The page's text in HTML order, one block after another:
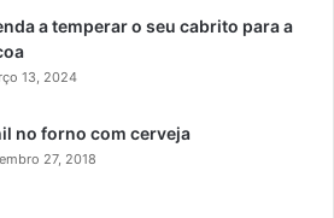
a temperar o seu cabrito para a
13, 2024
no forno com cerveja
27, 2018